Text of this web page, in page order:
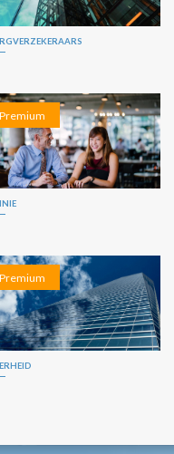
Premium
Premium